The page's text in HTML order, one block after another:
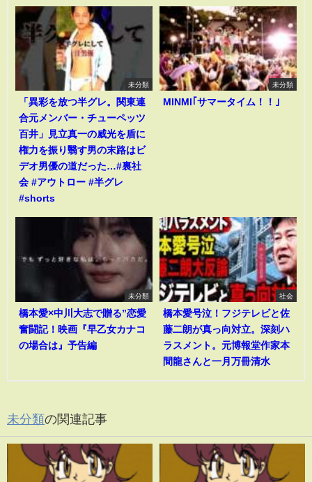
未分類
「異彩を放つ半グレ。関東連
合元メンバー・チューペッツ
百井」見立真一の威光を盾に
権力を振り翳す男の末路はビ
デオ男優の道だった…#裏社
会 #アウトロー #半グレ
#shorts
未分類
MINMI｢サマータイム！！｣
未分類
橋本愛×中川大志で贈る”恋愛
奮闘記！映画『早乙女カナコ
の場合は』予告編
社会
橋本愛号泣！フジテレビと佐
藤二朗が真っ向対立。深刻ハ
ラスメント。元博報堂作家本
間龍さんと一月万冊清水
未分類の関連記事